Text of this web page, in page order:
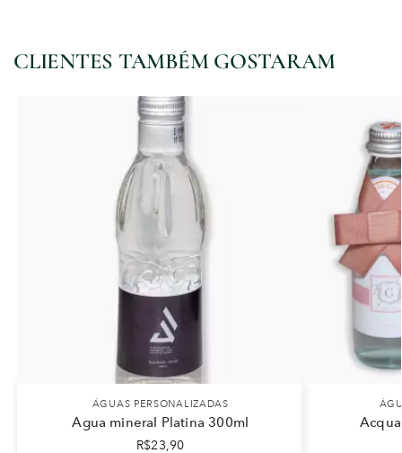
CLIENTES TAMBÉM GOSTARAM
ÁGUAS PERSONALIZADAS
Agua mineral Platina 300ml
R$23,90